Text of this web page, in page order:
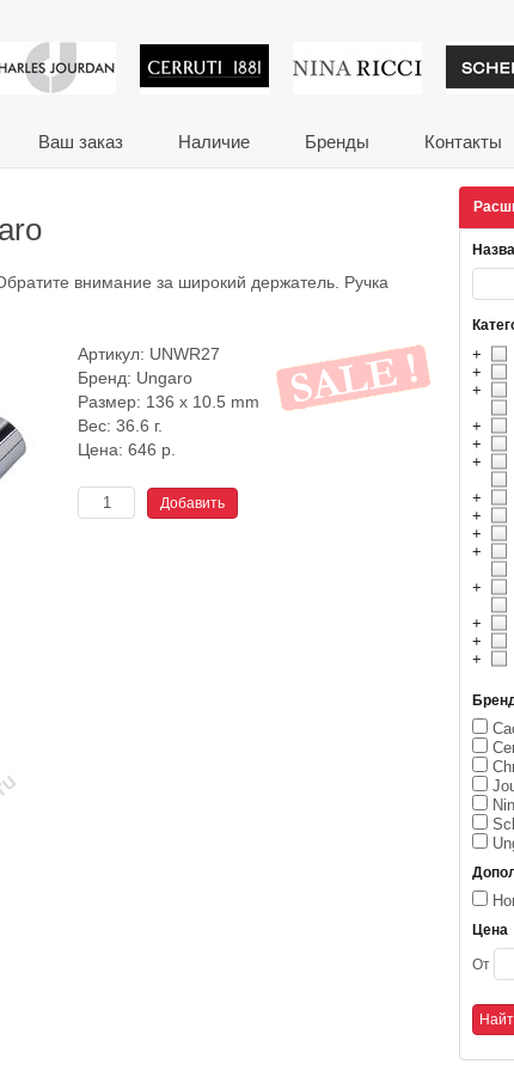
и
Ваш заказ Наличие Бренды Контакты
+
+
+
+
+
+
+
+
+
+
+
+
+
+
Цена
От
внимание за широкий держатель. Ручка
Артикул: UNWR27
Бренд: Ungaro
Размер: 136 x 10.5 mm
Вес: 36.6 г.
Цена: 646 р.